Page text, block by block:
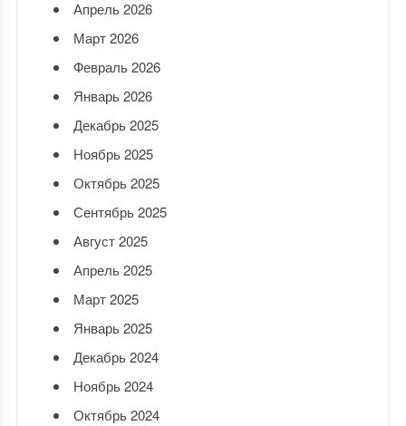
Апрель 2026
Март 2026
Февраль 2026
Январь 2026
Декабрь 2025
Ноябрь 2025
Октябрь 2025
Сентябрь 2025
Август 2025
Апрель 2025
Март 2025
Январь 2025
Декабрь 2024
Ноябрь 2024
Октябрь 2024